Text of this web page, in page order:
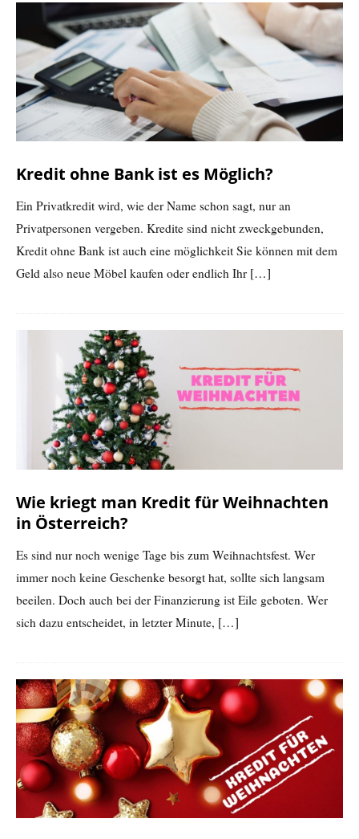
Kredit ohne Bank ist es Möglich?
Ein Privatkredit wird, wie der Name schon sagt, nur an
Privatpersonen vergeben. Kredite sind nicht zweckgebunden,
Kredit ohne Bank ist auch eine möglichkeit Sie können mit dem
Geld also neue Möbel kaufen oder endlich Ihr […]
Wie kriegt man Kredit für Weihnachten
in Österreich?
Es sind nur noch wenige Tage bis zum Weihnachtsfest. Wer
immer noch keine Geschenke besorgt hat, sollte sich langsam
beeilen. Doch auch bei der Finanzierung ist Eile geboten. Wer
sich dazu entscheidet, in letzter Minute, […]